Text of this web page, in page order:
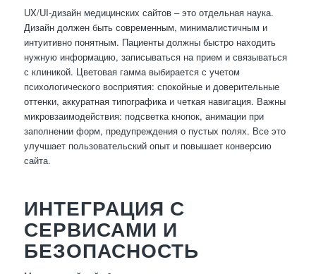
UX/UI-дизайн медицинских сайтов – это отдельная наука.
Дизайн должен быть современным, минималистичным и
интуитивно понятным. Пациенты должны быстро находить
нужную информацию, записываться на прием и связываться
с клиникой. Цветовая гамма выбирается с учетом
психологического восприятия: спокойные и доверительные
оттенки, аккуратная типографика и четкая навигация. Важны
микровзаимодействия: подсветка кнопок, анимации при
заполнении форм, предупреждения о пустых полях. Все это
улучшает пользовательский опыт и повышает конверсию
сайта.
ИНТЕГРАЦИЯ С
СЕРВИСАМИ И
БЕЗОПАСНОСТЬ